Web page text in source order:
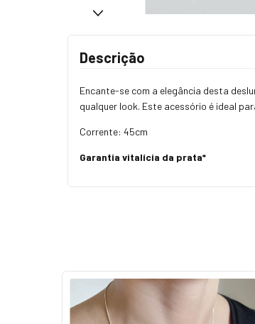
Descrição
Encante-se com a elegância desta
qualquer look. Este acessório é ideal
Corrente: 45cm
Garantia vitalícia da prata*